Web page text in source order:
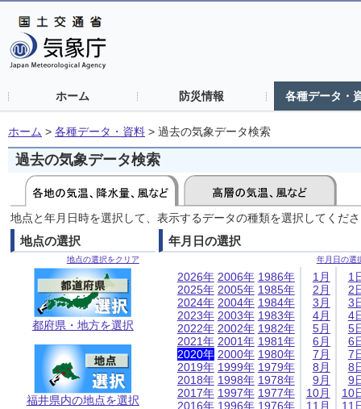
ホーム 防災情報 各種データ・
ホーム > 各種データ・資料 > 過去の気象データ検索
過去の気象データ検索
地点と年月日時を選択して、表示するデータの種類を選択してくだ
地点の選択
地点の選択をクリア
都府県・地方を選択
福井県内の地点を選択
年月日の選択
年月日の選
2026年
2025年
2024年
2023年
2022年
2021年
2020年
2019年
2018年
2017年
2016年
2006年
2005年
2004年
2003年
2002年
2001年
2000年
1999年
1998年
1997年
1996年
1986年
1985年
1984年
1983年
1982年
1981年
1980年
1979年
1978年
1977年
1976年
1月
2月
3月
4月
5月
6月
7月
8月
9月
10月
11月
1
2
3
4
5
6
7
8
9
10
11